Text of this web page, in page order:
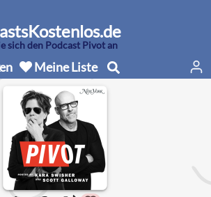
sich den Podcast Pivot an
Meine Liste